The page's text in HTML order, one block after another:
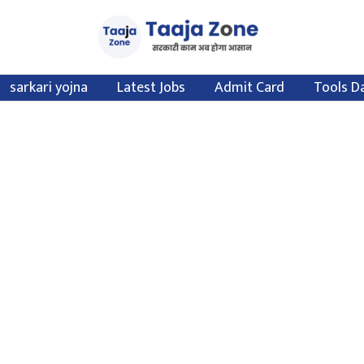
sarkari yojna Latest Jobs Admit Card Tools